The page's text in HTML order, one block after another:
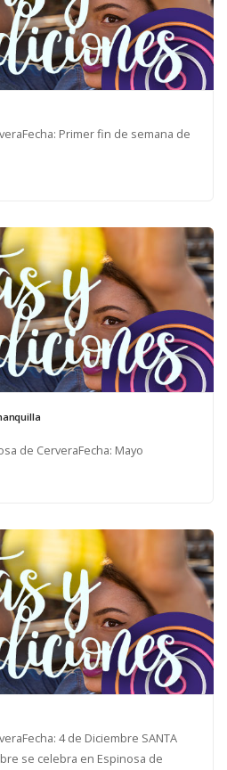
Primer fin de semana de
de CerveraFecha: Mayo
4 de Diciembre SANTA
se celebra en Espinosa de